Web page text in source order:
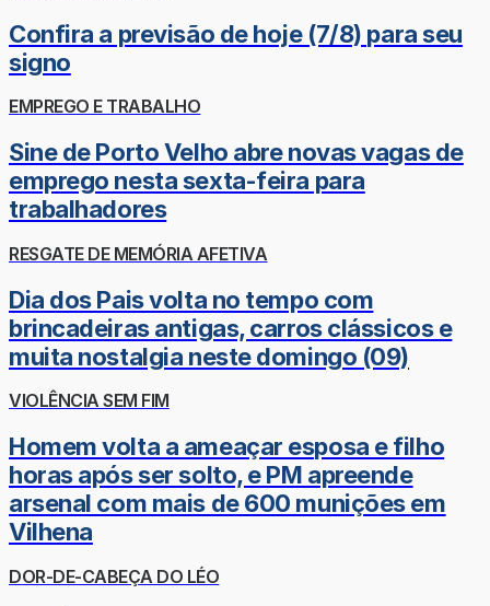
Confira a previsão de hoje (7/8) para seu
signo
EMPREGO E TRABALHO
Sine de Porto Velho abre novas vagas de
emprego nesta sexta-feira para
trabalhadores
RESGATE DE MEMÓRIA AFETIVA
Dia dos Pais volta no tempo com
brincadeiras antigas, carros clássicos e
muita nostalgia neste domingo (09)
VIOLÊNCIA SEM FIM
Homem volta a ameaçar esposa e filho
horas após ser solto, e PM apreende
arsenal com mais de 600 munições em
Vilhena
DOR-DE-CABEÇA DO LÉO